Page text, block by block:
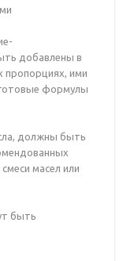
добавлены в
пропорциях, ими
формулы
должны быть
масел или
быть